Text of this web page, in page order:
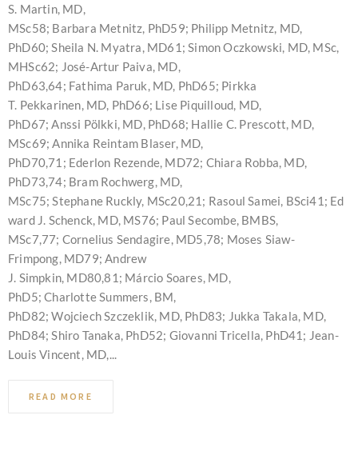
S. Martin, MD,
MSc58; Barbara Metnitz, PhD59; Philipp Metnitz, MD,
PhD60; Sheila N. Myatra, MD61; Simon Oczkowski, MD, MSc,
MHSc62; José-Artur Paiva, MD,
PhD63,64; Fathima Paruk, MD, PhD65; Pirkka
T. Pekkarinen, MD, PhD66; Lise Piquilloud, MD,
PhD67; Anssi Pölkki, MD, PhD68; Hallie C. Prescott, MD,
MSc69; Annika Reintam Blaser, MD,
PhD70,71; Ederlon Rezende, MD72; Chiara Robba, MD,
PhD73,74; Bram Rochwerg, MD,
MSc75; Stephane Ruckly, MSc20,21; Rasoul Samei, BSci41; Ed
ward J. Schenck, MD, MS76; Paul Secombe, BMBS,
MSc7,77; Cornelius Sendagire, MD5,78; Moses Siaw-
Frimpong, MD79; Andrew
J. Simpkin, MD80,81; Márcio Soares, MD,
PhD5; Charlotte Summers, BM,
PhD82; Wojciech Szczeklik, MD, PhD83; Jukka Takala, MD,
PhD84; Shiro Tanaka, PhD52; Giovanni Tricella, PhD41; Jean-
Louis Vincent, MD,...
READ MORE